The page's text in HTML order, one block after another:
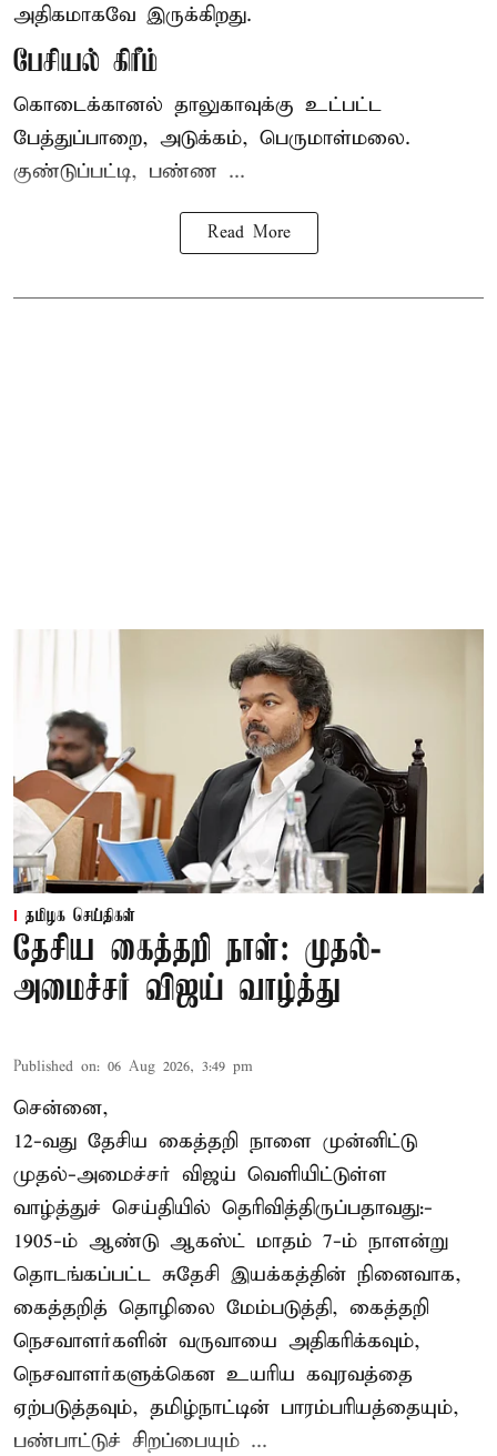
அதிகமாகவே இருக்கிறது.
பேசியல் கிரீம்
கொடைக்கானல் தாலுகாவுக்கு உட்பட்ட
பேத்துப்பாறை, அடுக்கம், பெருமாள்மலை.
குண்டுப்பட்டி, பண்ண ...
Read More
தமிழக செய்திகள்
தேசிய கைத்தறி நாள்: முதல்-
அமைச்சர் விஜய் வாழ்த்து
Published on: 06 Aug 2026, 3:49 pm
சென்னை,
12-வது தேசிய கைத்தறி நாளை முன்னிட்டு
முதல்-அமைச்சர் விஜய் வெளியிட்டுள்ள
வாழ்த்துச் செய்தியில் தெரிவித்திருப்பதாவது:-
1905-ம் ஆண்டு ஆகஸ்ட் மாதம் 7-ம் நாளன்று
தொடங்கப்பட்ட சுதேசி இயக்கத்தின் நினைவாக,
கைத்தறித் தொழிலை மேம்படுத்தி, கைத்தறி
நெசவாளர்களின் வருவாயை அதிகரிக்கவும்,
நெசவாளர்களுக்கென உயரிய கவுரவத்தை
ஏற்படுத்தவும், தமிழ்நாட்டின் பாரம்பரியத்தையும்,
பண்பாட்டுச் சிறப்பையும் ...